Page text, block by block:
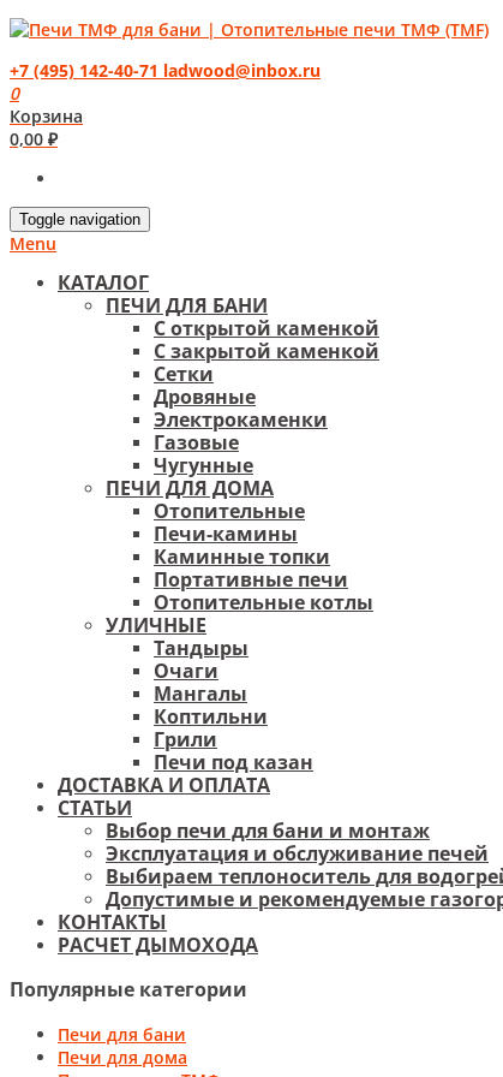
+7 (495) 142-40-71 ladwood@inbox.ru
0
Корзина
0,00 ₽
Toggle navigation
Menu
КАТАЛОГ
ПЕЧИ ДЛЯ БАНИ
С открытой каменкой
С закрытой каменкой
Сетки
Дровяные
Электрокаменки
Газовые
Чугунные
ПЕЧИ ДЛЯ ДОМА
Отопительные
Печи-камины
Каминные топки
Портативные печи
Отопительные котлы
УЛИЧНЫЕ
Тандыры
Очаги
Мангалы
Коптильни
Грили
Печи под казан
ДОСТАВКА И ОПЛАТА
СТАТЬИ
Выбор печи для бани и монтаж
Эксплуатация и обслуживание печей
Выбираем теплоноситель для
Допустимые и рекомендуемые
КОНТАКТЫ
РАСЧЕТ ДЫМОХОДА
Популярные категории
Печи для бани
Печи для дома